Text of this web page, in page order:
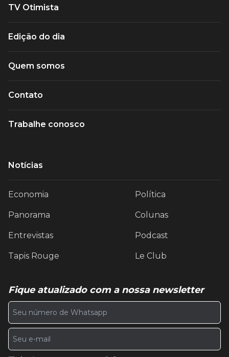
TV Otimista
Edição do dia
Quem somos
Contato
Trabalhe conosco
Notícias
Economia Política
Panorama Colunas
Entrevistas Podcast
Tapis Rouge Le Club
Fique atualizado com a nossa newsletter